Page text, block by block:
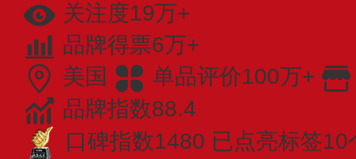
关注度19万+
品牌得票6万+
美国
单品评价100万+
品牌指数88.4
口碑指数1480 已点亮标签10